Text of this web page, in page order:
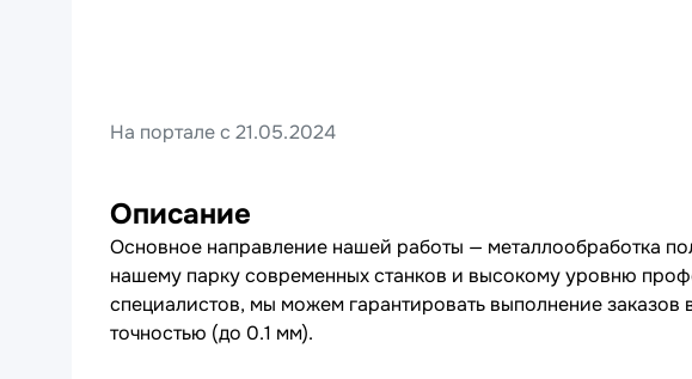
На портале с 21.05.2024
Описание
Основное направление нашей работы — металлообработка
нашему парку современных станков и высокому уровню
специалистов, мы можем гарантировать выполнение заказов
точностью (до 0.1 мм).